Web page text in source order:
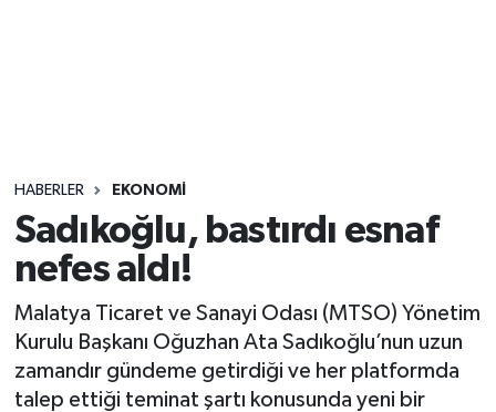
HABERLER EKONOMI
Sadıkoğlu, bastırdı esnaf
nefes aldı!
Malatya Ticaret ve Sanayi Odası (MTSO) Yönetim
Kurulu Başkanı Oğuzhan Ata Sadıkoğlu’nun uzun
zamandır gündeme getirdiği ve her platformda
talep ettiği teminat şartı konusunda yeni bir
Yaşam